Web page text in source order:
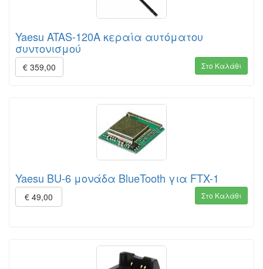
Yaesu ATAS-120A κεραία αυτόματου
συντονισμού
€ 359,00 Στο Καλάθι
Yaesu BU-6 μονάδα BlueTooth για FTX-1
€ 49,00 Στο Καλάθι